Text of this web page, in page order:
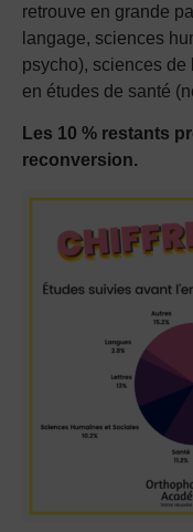
retrouve en grande
langage, sciences
psycho), sciences de
en études de santé
Les 10 % restants
reconversion.